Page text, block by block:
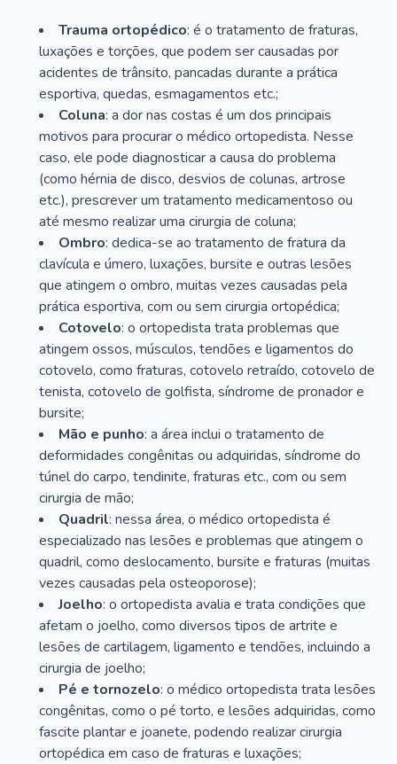
Trauma ortopédico: é o tratamento de fraturas,
luxações e torções, que podem ser causadas por
acidentes de trânsito, pancadas durante a prática
esportiva, quedas, esmagamentos etc.;
Coluna: a dor nas costas é um dos principais
motivos para procurar o médico ortopedista. Nesse
caso, ele pode diagnosticar a causa do problema
(como hérnia de disco, desvios de colunas, artrose
etc.), prescrever um tratamento medicamentoso ou
até mesmo realizar uma cirurgia de coluna;
Ombro: dedica-se ao tratamento de fratura da
clavícula e úmero, luxações, bursite e outras lesões
que atingem o ombro, muitas vezes causadas pela
prática esportiva, com ou sem cirurgia ortopédica;
Cotovelo: o ortopedista trata problemas que
atingem ossos, músculos, tendões e ligamentos do
cotovelo, como fraturas, cotovelo retraído, cotovelo de
tenista, cotovelo de golfista, síndrome de pronador e
bursite;
Mão e punho: a área inclui o tratamento de
deformidades congênitas ou adquiridas, síndrome do
túnel do carpo, tendinite, fraturas etc., com ou sem
cirurgia de mão;
Quadril: nessa área, o médico ortopedista é
especializado nas lesões e problemas que atingem o
quadril, como deslocamento, bursite e fraturas (muitas
vezes causadas pela osteoporose);
Joelho: o ortopedista avalia e trata condições que
afetam o joelho, como diversos tipos de artrite e
lesões de cartilagem, ligamento e tendões, incluindo a
cirurgia de joelho;
Pé e tornozelo: o médico ortopedista trata lesões
congênitas, como o pé torto, e lesões adquiridas, como
fascite plantar e joanete, podendo realizar cirurgia
ortopédica em caso de fraturas e luxações;